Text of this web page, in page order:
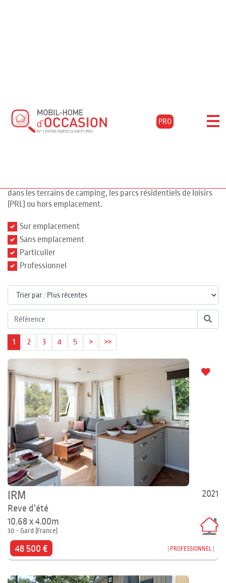
PRO
Mobil-home
1064 annoncespour l'achat de mobil-
dans les terrains de camping, les parcs résidentiels de loisirs
(PRL) ou hors emplacement.
Sur emplacement
Sans emplacement
Particulier
Professionnel
1 2 3 4 5 > >>
2021
IRM
Reve d'été
10.68 x 4.00m
30 - Gard (France)
48 500 € PROFESSIONNEL